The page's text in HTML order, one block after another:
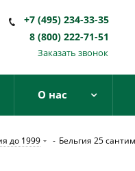
+7 (495) 234-33-35
8 (800) 222-71-51
Заказать звонок
О нас
до 1999 - Бельгия 25